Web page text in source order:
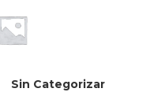
Sin Categorizar